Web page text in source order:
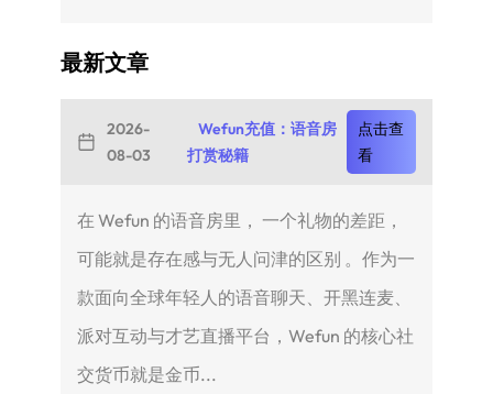
最新文章
2026-
08-03
Wefun充值：语音房
打赏秘籍
点击查
看
在 Wefun 的语音房里， 一个礼物的差距，
可能就是存在感与无人问津的区别 。作为一
款面向全球年轻人的语音聊天、开黑连麦、
派对互动与才艺直播平台，Wefun 的核心社
交货币就是金币...